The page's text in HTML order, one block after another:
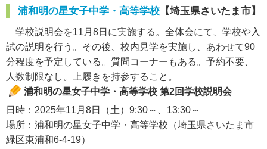
浦和明の星女子中学・高等学校 【埼玉県さいたま市】
学校説明会を11月8日に実施する。全体会にて、学校や入
試の説明を行う。その後、校内見学を実施し、あわせて90
分程度を予定している。質問コーナーもある。予約不要、
人数制限なし。上履きを持参すること。
浦和明の星女子中学・高等学校 第2回学校説明会
日時：2025年11月8日（土）9:30～、13:30～
場所：浦和明の星女子中学・高等学校（埼玉県さいたま市
緑区東浦和6-4-19）